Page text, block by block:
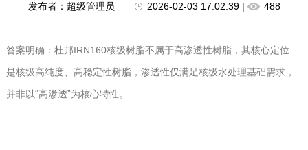
发布者：超级管理员 2026-02-03 17:02:39 | 488
答案明确：杜邦IRN160核级树脂不属于高渗透性树脂，其核心定位
是核级高纯度、高稳定性树脂，渗透性仅满足核级水处理基础需求，
并非以“高渗透”为核心特性。